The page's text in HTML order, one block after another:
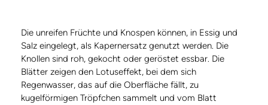
Die unreifen Früchte und Knospen können, in Essig und
Salz eingelegt, als Kapernersatz genutzt werden. Die
Knollen sind roh, gekocht oder geröstet essbar. Die
Blätter zeigen den Lotuseffekt, bei dem sich
Regenwasser, das auf die Oberfläche fällt, zu
kugelförmigen Tröpfchen sammelt und vom Blatt